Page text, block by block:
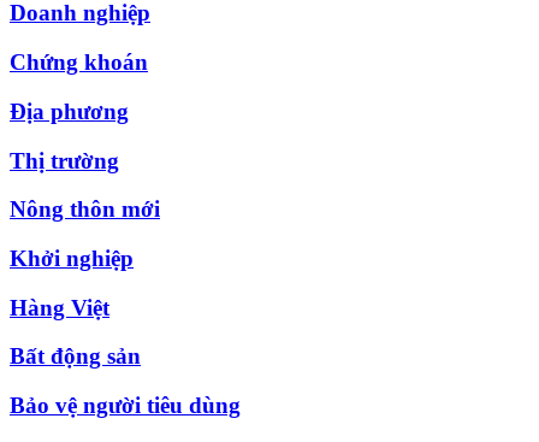
Doanh nghiệp
Chứng khoán
Địa phương
Thị trường
Nông thôn mới
Khởi nghiệp
Hàng Việt
Bất động sản
Bảo vệ người tiêu dùng